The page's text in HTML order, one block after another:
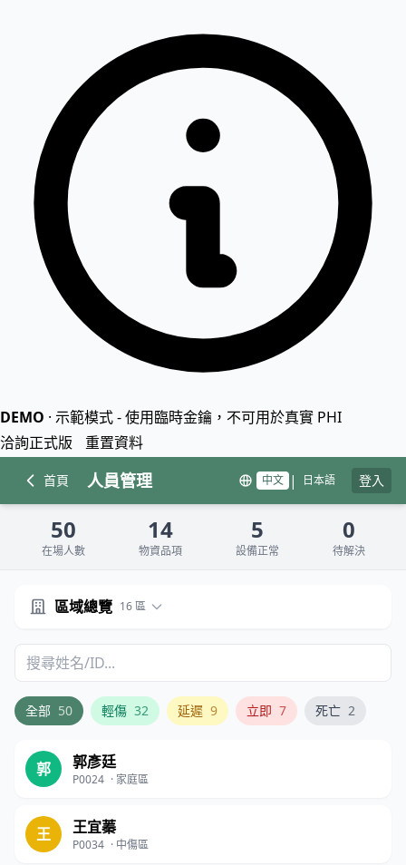
DEMO · 示範模式 - 使用臨時金鑰，不可用於真實 PHI
洽詢正式版
重置資料
首頁 人員管理 中文 | 日本語 登入
50
在場人數
14
物資品項
5
設備正常
0
待解決
區域總覽 16 區
全部 50 輕傷 32 延遲 9 立即 7 死亡 2
郭 郭彥廷
P0024 · 家庭區
王 王宜蓁
P0034 · 中傷區